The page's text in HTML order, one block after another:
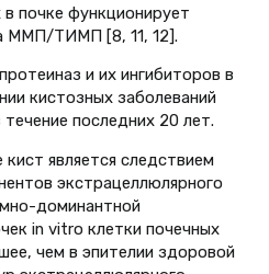
в почке функционирует
ММП/ТИМП [8, 11, 12].
и их ингибиторов в
кистозных заболеваний
последних 20 лет.
является следствием
экстрацеллюлярного
доминантной
in vitro клетки почечных
чем в эпителии здоровой